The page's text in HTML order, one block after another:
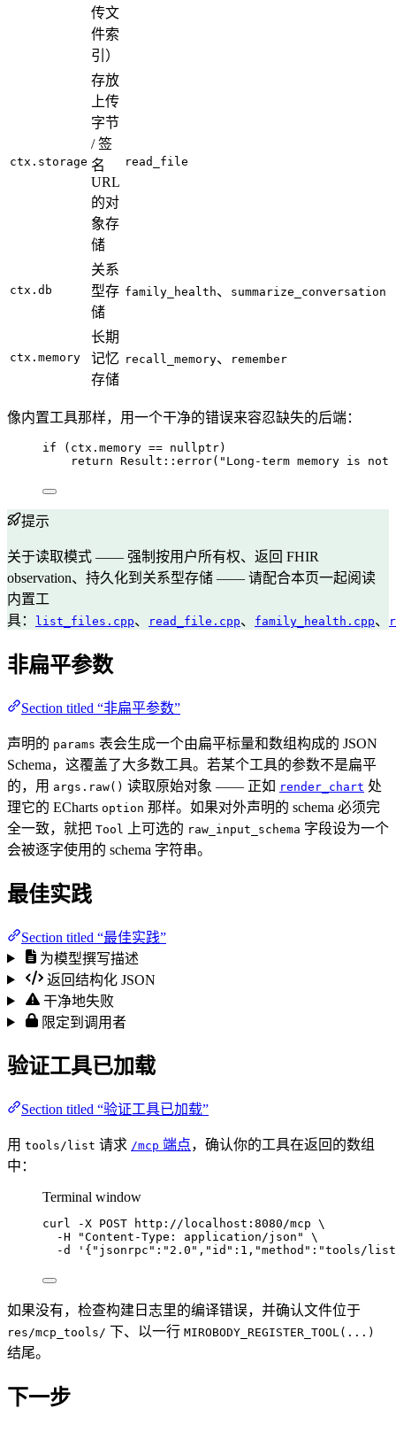
传文
件索
引）
ctx.storage
存放
上传
字节
/ 签
名
URL
的对
象存
储
read_file
ctx.db
关系
型存
储
family_health、 summarize_conversation
ctx.memory
长期
记忆
存储
recall_memory、 remember
像内置工具那样，用一个干净的错误来容忍缺失的后端：
if ( ctx . memory == nullptr)
return Result:: error( " Long-term memory is
提示
关于读取模式 —— 强制按用户所有权、返回 FHIR
observation、持久化到关系型存储 —— 请配合本页一起阅读
内置工
具：
list_files.cpp、 read_file.cpp、 family_health.cpp、
非扁平参数
Section titled “非扁平参数”
声明的 params 表会生成一个由扁平标量和数组构成的 JSON
Schema，这覆盖了大多数工具。若某个工具的参数不是扁平
的，用 args.raw() 读取原始对象 —— 正如 render_chart 处
理它的 ECharts option 那样。如果对外声明的 schema 必须完
全一致，就把 Tool 上可选的 raw_input_schema 字段设为一个
会被逐字使用的 schema 字符串。
最佳实践
Section titled “最佳实践”
为模型撰写描述
返回结构化 JSON
干净地失败
限定到调用者
验证工具已加载
Section titled “验证工具已加载”
用 tools/list 请求 /mcp 端点，确认你的工具在返回的数组
中：
Terminal window
curl -X POST http://localhost:8080/mcp \
-H
"Content-Type: application/json "
\
-d
' {"jsonrpc":"2.0","id":1,"method":"tools/
如果没有，检查构建日志里的编译错误，并确认文件位于
res/mcp_tools/ 下、以一行 MIROBODY_REGISTER_TOOL(...)
结尾。
下一步